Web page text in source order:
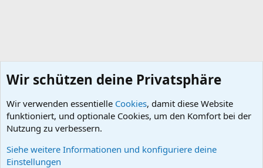
Diverses
Wir schützen deine Privatsphäre
Wir verwenden essentielle Cookies, damit diese Website
funktioniert, und optionale Cookies, um den Komfort bei der
Nutzung zu verbessern.
Siehe weitere Informationen und konfiguriere deine
Einstellungen